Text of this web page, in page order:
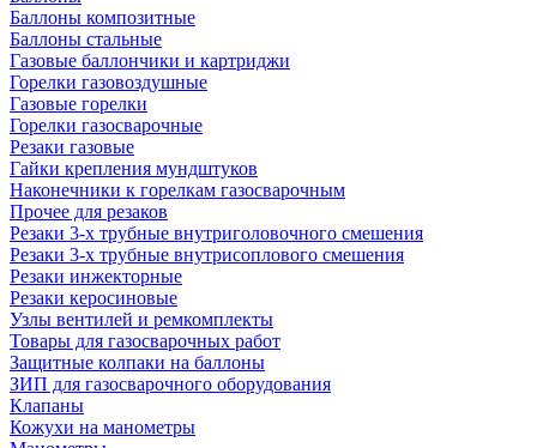
Баллоны композитные
Баллоны стальные
Газовые баллончики и картриджи
Горелки газовоздушные
Газовые горелки
Горелки газосварочные
Резаки газовые
Гайки крепления мундштуков
Наконечники к горелкам газосварочным
Прочее для резаков
Резаки 3-х трубные внутриголовочного смешения
Резаки 3-х трубные внутрисоплового смешения
Резаки инжекторные
Резаки керосиновые
Узлы вентилей и ремкомплекты
Товары для газосварочных работ
Защитные колпаки на баллоны
ЗИП для газосварочного оборудования
Клапаны
Кожухи на манометры